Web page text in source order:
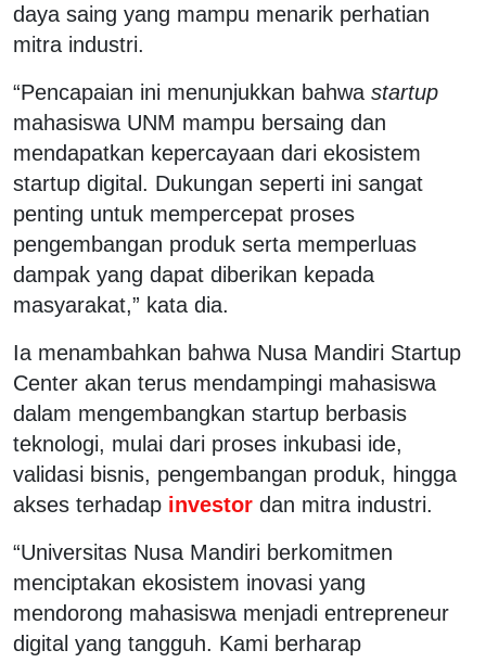
daya saing yang mampu menarik perhatian
mitra industri.
“Pencapaian ini menunjukkan bahwa startup
mahasiswa UNM mampu bersaing dan
mendapatkan kepercayaan dari ekosistem
startup digital. Dukungan seperti ini sangat
penting untuk mempercepat proses
pengembangan produk serta memperluas
dampak yang dapat diberikan kepada
masyarakat,” kata dia.
Ia menambahkan bahwa Nusa Mandiri Startup
Center akan terus mendampingi mahasiswa
dalam mengembangkan startup berbasis
teknologi, mulai dari proses inkubasi ide,
validasi bisnis, pengembangan produk, hingga
akses terhadap investor dan mitra industri.
“Universitas Nusa Mandiri berkomitmen
menciptakan ekosistem inovasi yang
mendorong mahasiswa menjadi entrepreneur
digital yang tangguh. Kami berharap